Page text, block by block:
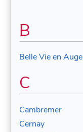
B
Belle Vie en Auge
C
Cambremer
Cernay